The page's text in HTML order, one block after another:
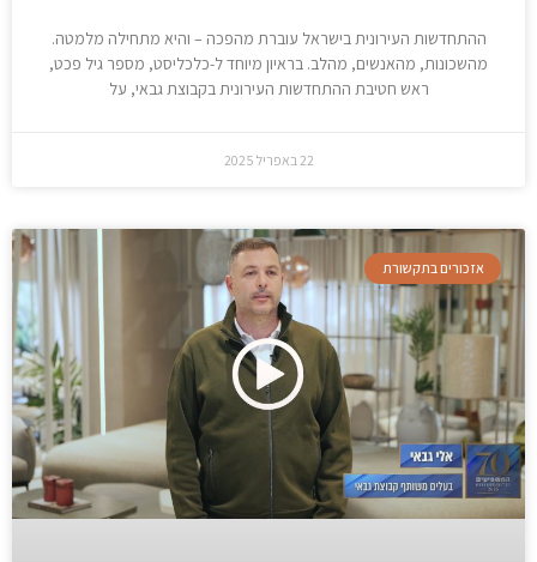
ההתחדשות העירונית בישראל עוברת מהפכה – והיא מתחילה מלמטה.
מהשכונות, מהאנשים, מהלב. בראיון מיוחד ל-כלכליסט, מספר גיל פכט,
ראש חטיבת ההתחדשות העירונית בקבוצת גבאי, על
22 באפריל 2025
אזכורים בתקשורת